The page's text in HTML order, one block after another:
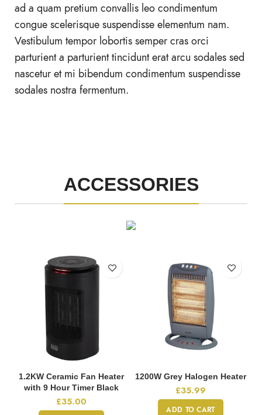
ad a quam pretium convallis leo condimentum
congue scelerisque suspendisse elementum nam.
Vestibulum tempor lobortis semper cras orci
parturient a parturient tincidunt erat arcu sodales sed
nascetur et mi bibendum condimentum suspendisse
sodales nostra fermentum.
ACCESSORIES
1.2KW Ceramic Fan Heater
with 9 Hour Timer Black
£35.00
1200W Grey Halogen Heater
£35.99
ADD TO CART